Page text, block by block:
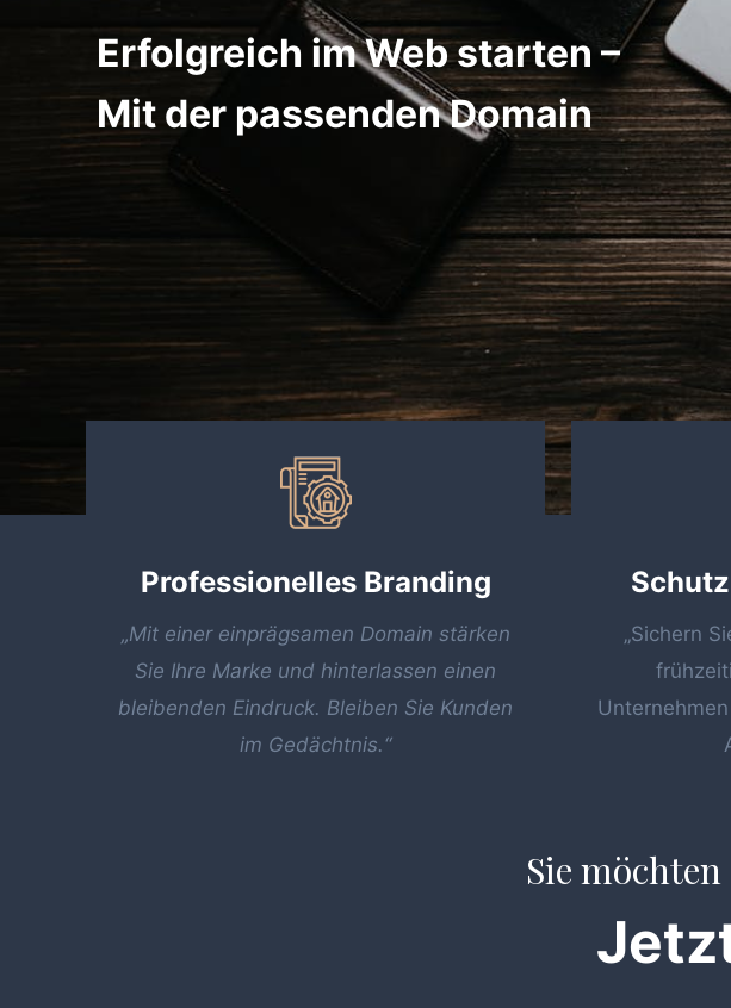
Erfolgreich im Web starten –
Mit der passenden Domain
Professionelles Branding
„Mit einer einprägsamen Domain stärken
Sie Ihre Marke und hinterlassen einen
bleibenden Eindruck. Bleiben Sie Kunden
im Gedächtnis.“
„Sichern
Sie